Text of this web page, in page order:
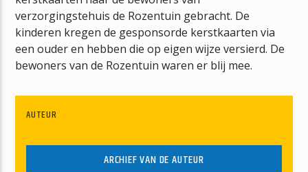
mz-radio
verzorgingstehuis de Rozentuin gebracht. De
kinderen kregen de gesponsorde kerstkaarten via
een ouder en hebben die op eigen wijze versierd. De
bewoners van de Rozentuin waren er blij mee.
AUTEUR
ARCHIEF VAN DE AUTEUR